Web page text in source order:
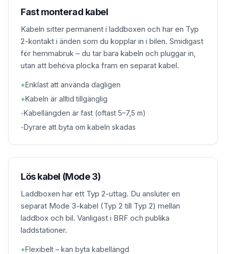
Fast monterad kabel
Kabeln sitter permanent i laddboxen och har en Typ
2-kontakt i änden som du kopplar in i bilen. Smidigast
för hemmabruk – du tar bara kabeln och pluggar in,
utan att behöva plocka fram en separat kabel.
+Enklast att använda dagligen
+Kabeln är alltid tillgänglig
-Kabellängden är fast (oftast 5–7,5 m)
-Dyrare att byta om kabeln skadas
Lös kabel (Mode 3)
Laddboxen har ett Typ 2-uttag. Du ansluter en
separat Mode 3-kabel (Typ 2 till Typ 2) mellan
laddbox och bil. Vanligast i BRF och publika
laddstationer.
+Flexibelt – kan byta kabellängd